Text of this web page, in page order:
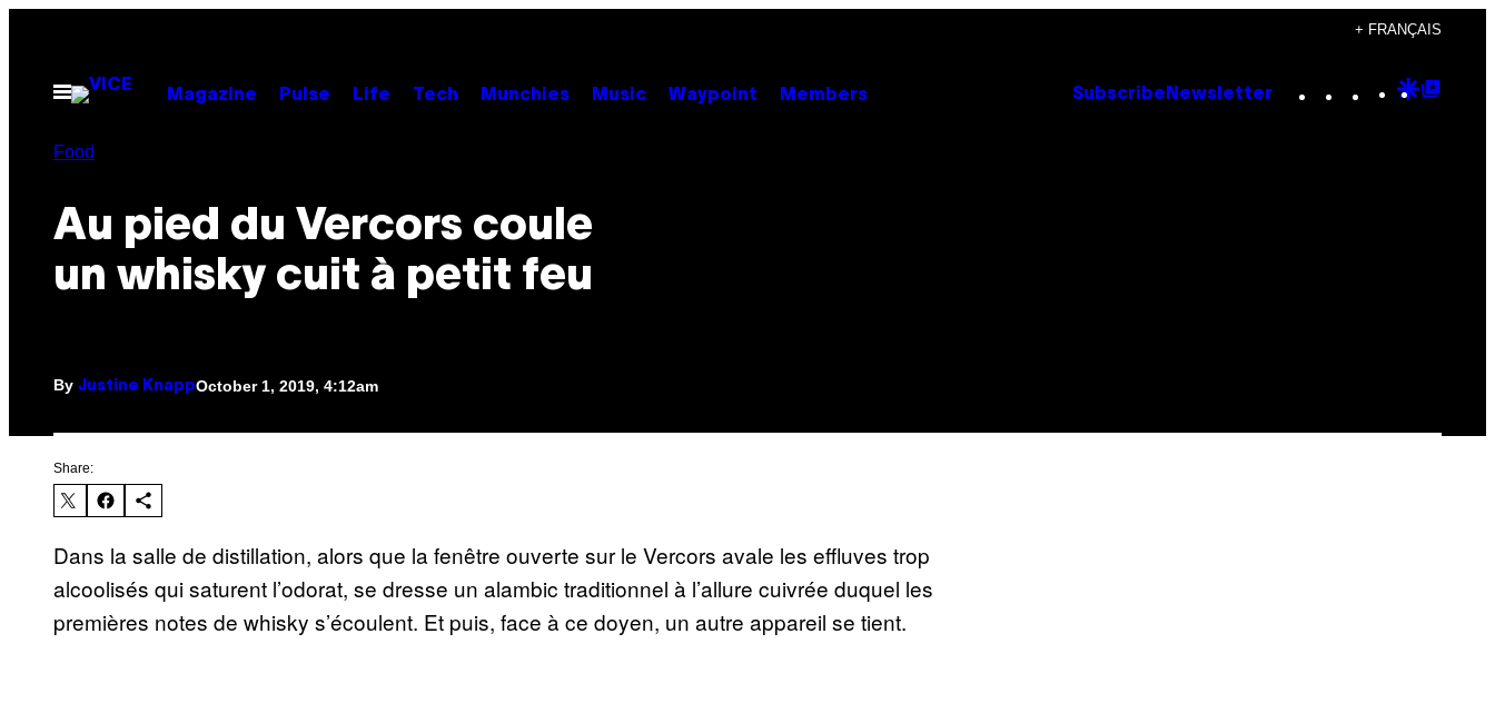
content
+ FRANÇAIS
Open
Menu
Magazine Pulse Life Tech Munchies Music Waypoint Members Subscribe Newsletter Instagram
TikTok
YouTube
Google
Food
Au pied du Vercors coule
un whisky cuit à petit feu
By Justine KnappOctober 1, 2019, 4:12am
Share:
Dans la salle de distillation, alors que la fenêtre ouverte sur le Vercors avale les effluves trop
alcoolisés qui saturent l’odorat, se dresse un alambic traditionnel à l’allure cuivrée duquel les
premières notes de whisky s’écoulent. Et puis, face à ce doyen, un autre appareil se tient.